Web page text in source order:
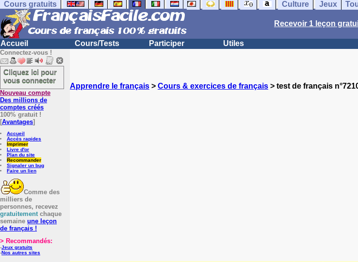
Cours gratuits Culture Jeux
Recevoir 1 leçon
Accueil Cours/Tests Participer Utiles
Connectez-vous !
Cliquez ici pour
vous connecter
Nouveau compte
Des millions de
comptes créés
100% gratuit !
[Avantages]
Accueil
Accès rapides
Imprimer
Livre d'or
Plan du site
Recommander
Signaler un bug
Faire un lien
Comme des
milliers de
personnes, recevez
gratuitementchaque
semaine une leçon
de français !
> Recommandés:
-Jeux gratuits
-Nos autres sites
Apprendre le français > Cours & exercices de français > test de français